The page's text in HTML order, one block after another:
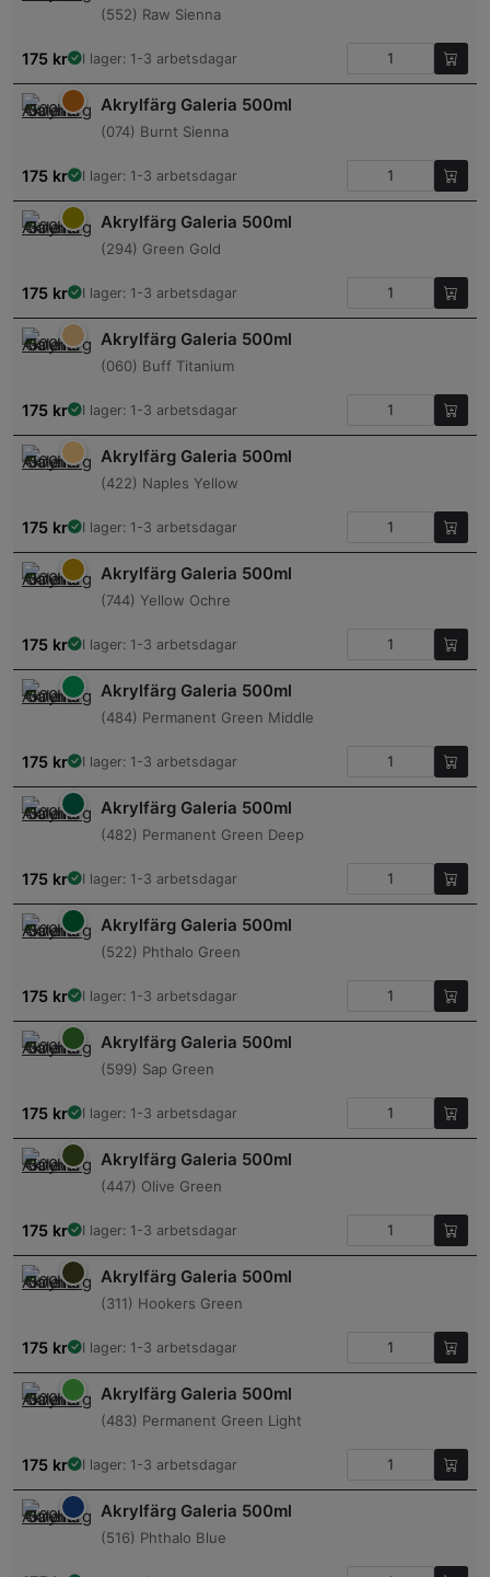
(552) Raw Sienna
175 kr I lager: 1-3 arbetsdagar
Akrylfärg Galeria 500ml
(074) Burnt Sienna
175 kr I lager: 1-3 arbetsdagar
Akrylfärg Galeria 500ml
(294) Green Gold
175 kr I lager: 1-3 arbetsdagar
Akrylfärg Galeria 500ml
(060) Buff Titanium
175 kr I lager: 1-3 arbetsdagar
Akrylfärg Galeria 500ml
(422) Naples Yellow
175 kr I lager: 1-3 arbetsdagar
Akrylfärg Galeria 500ml
(744) Yellow Ochre
175 kr I lager: 1-3 arbetsdagar
Akrylfärg Galeria 500ml
(484) Permanent Green Middle
175 kr I lager: 1-3 arbetsdagar
Akrylfärg Galeria 500ml
(482) Permanent Green Deep
175 kr I lager: 1-3 arbetsdagar
Akrylfärg Galeria 500ml
(522) Phthalo Green
175 kr I lager: 1-3 arbetsdagar
Akrylfärg Galeria 500ml
(599) Sap Green
175 kr I lager: 1-3 arbetsdagar
Akrylfärg Galeria 500ml
(447) Olive Green
175 kr I lager: 1-3 arbetsdagar
Akrylfärg Galeria 500ml
(311) Hookers Green
175 kr I lager: 1-3 arbetsdagar
Akrylfärg Galeria 500ml
(483) Permanent Green Light
175 kr I lager: 1-3 arbetsdagar
Akrylfärg Galeria 500ml
(516) Phthalo Blue